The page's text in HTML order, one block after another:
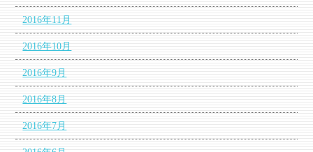
2016年11月
2016年10月
2016年9月
2016年8月
2016年7月